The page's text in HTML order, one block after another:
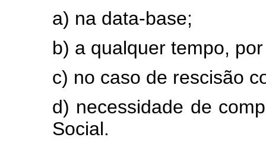
a) na data-base;
b) a qualquer tempo,
c) no caso de rescisão
d) necessidade de
Social.